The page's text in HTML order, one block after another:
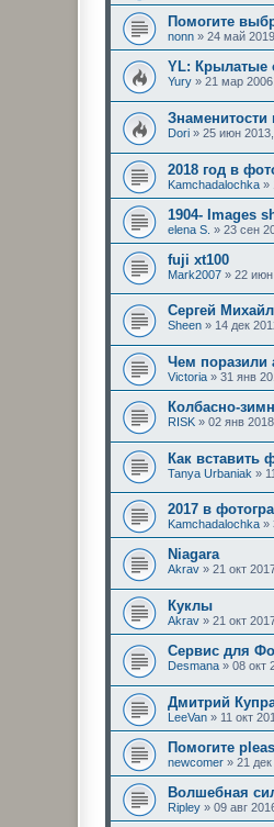
Помогите
nonn » 24 май
YL: Крылатые
Yury » 21 мар
Dori » 25 июн
2018 год в
Kamchadalochka »
1904- Images
elena S. » 23 сен
fuji xt100
Mark2007 » 22 июн
Сергей
Sheen » 14 дек
Чем поразили
Victoria » 31 янв
Колбасно-
RISK » 02 янв
Как вставить
Tanya Urbaniak »
2017 в
Kamchadalochka »
Niagara
Akrav » 21 окт
Куклы
Akrav » 21 окт
Сервис для
Desmana » 08 окт
Дмитрий
LeeVan » 11 окт
Помогите
newcomer » 21
Волшебная
Ripley » 09 авг